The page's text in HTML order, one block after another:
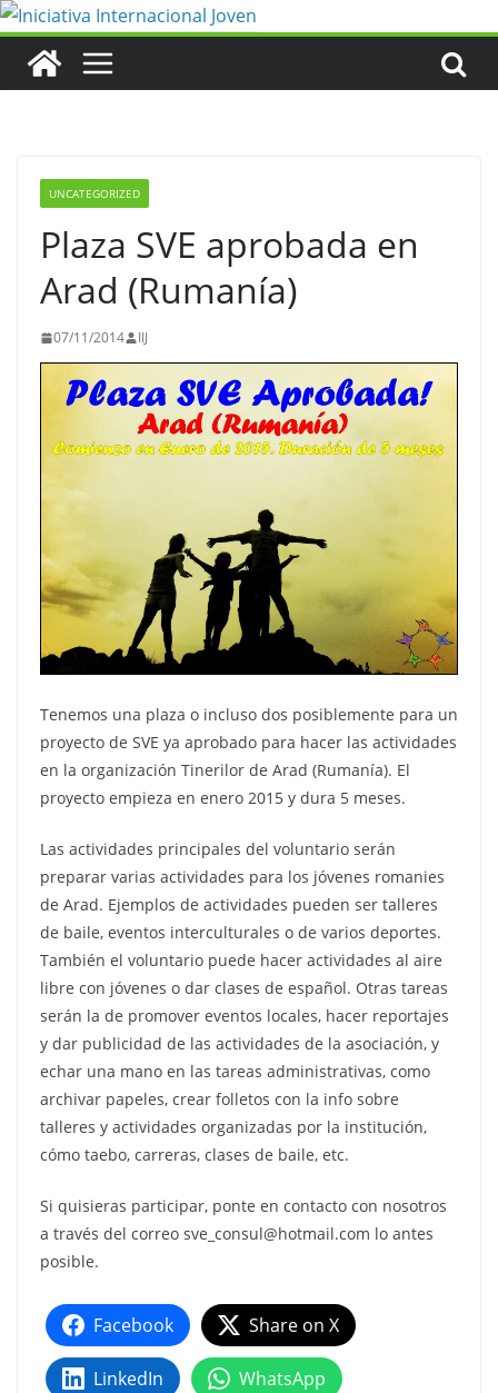
Saltar
contenido
UNCATEGORIZED
Plaza SVE aprobada en
Arad (Rumanía)
07/11/2014 IIJ
Tenemos una plaza o incluso dos posiblemente para un
proyecto de SVE ya aprobado para hacer las actividades
en la organización Tinerilor de Arad (Rumanía). El
proyecto empieza en enero 2015 y dura 5 meses.
Las actividades principales del voluntario serán
preparar varias actividades para los jóvenes romanies
de Arad. Ejemplos de actividades pueden ser talleres
de baile, eventos interculturales o de varios deportes.
También el voluntario puede hacer actividades al aire
libre con jóvenes o dar clases de español. Otras tareas
serán la de promover eventos locales, hacer reportajes
y dar publicidad de las actividades de la asociación, y
echar una mano en las tareas administrativas, como
archivar papeles, crear folletos con la info sobre
talleres y actividades organizadas por la institución,
cómo taebo, carreras, clases de baile, etc.
Si quisieras participar, ponte en contacto con nosotros
a través del correo sve_consul@hotmail.com lo antes
posible.
Facebook Share on X
LinkedIn WhatsApp